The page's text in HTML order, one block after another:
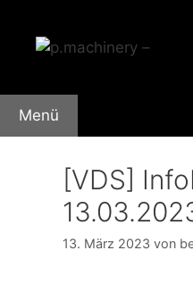
Inhalt
springen
Menü
[VDS]
13. März 2023 von